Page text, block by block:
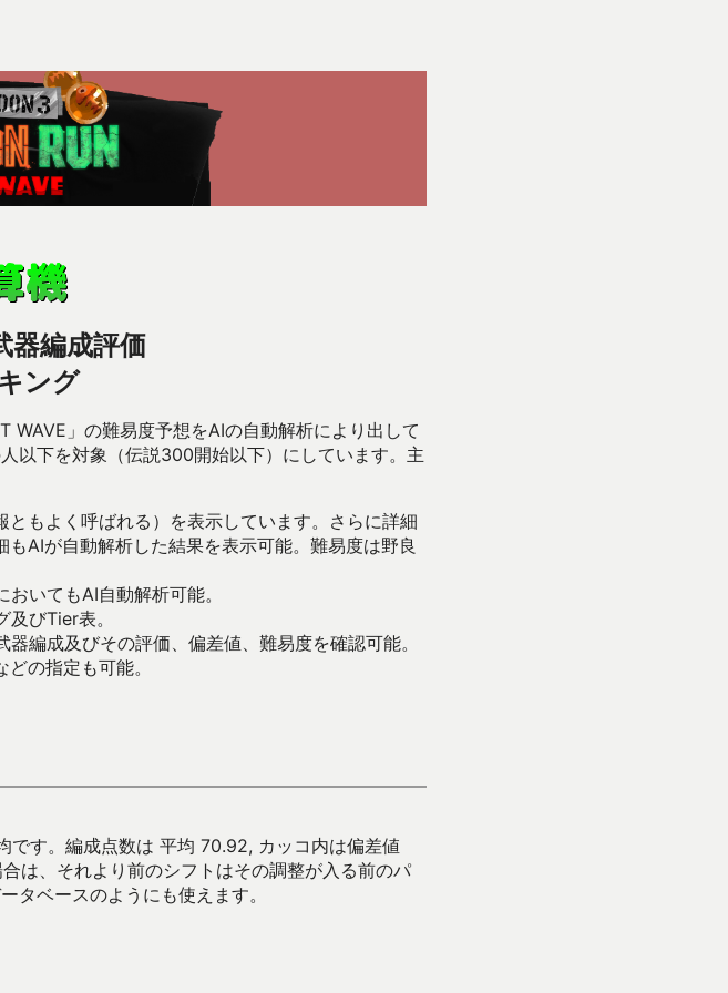
器編成評価
ング
」の難易度予想をAIの自動解析により出して
以下を対象（伝説300開始以下）にしています。主
もよく呼ばれる）を表示しています。さらに詳細
AIが自動解析した結果を表示可能。難易度は野良
いてもAI自動解析可能。
びTier表。
編成及びその評価、偏差値、難易度を確認可能。
の指定も可能。
です。編成点数は 平均 70.92, カッコ内は偏差値
は、それより前のシフトはその調整が入る前のパ
タベースのようにも使えます。